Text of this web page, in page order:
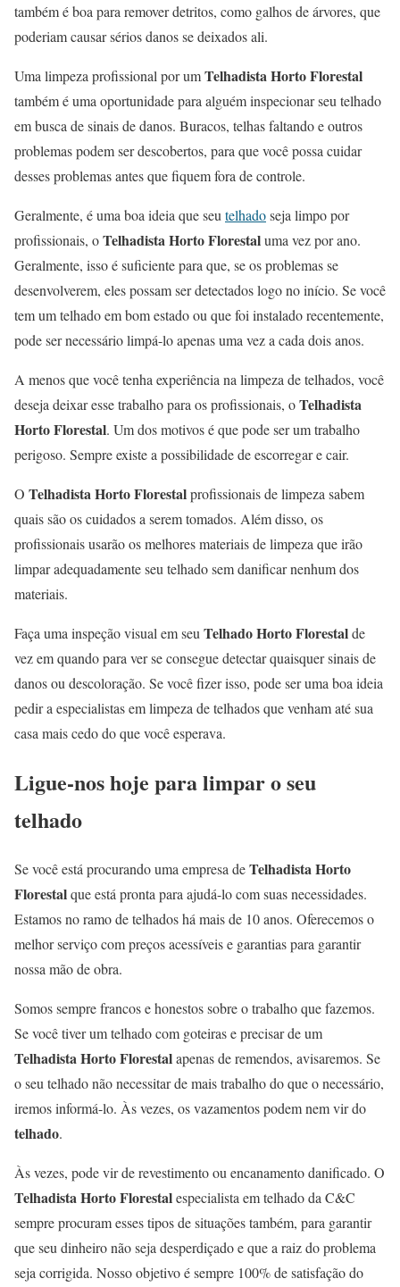
também é boa para remover detritos, como galhos de árvores, que
poderiam causar sérios danos se deixados ali.
Uma limpeza profissional por umTelhadista Horto Florestal
também é uma oportunidade para alguém inspecionar seu telhado
em busca de sinais de danos. Buracos, telhas faltando e outros
problemas podem ser descobertos, para que você possa cuidar
desses problemas antes que fiquem fora de controle.
Geralmente, é uma boa ideia que seu telhadoseja limpo por
profissionais, oTelhadista Horto Florestaluma vez por ano.
Geralmente, isso é suficiente para que, se os problemas se
desenvolverem, eles possam ser detectados logo no início. Se você
tem um telhado em bom estado ou que foi instalado recentemente,
pode ser necessário limpá-lo apenas uma vez a cada dois anos.
A menos que você tenha experiência na limpeza de telhados, você
deseja deixar esse trabalho para os profissionais, oTelhadista
Horto Florestal. Um dos motivos é que pode ser um trabalho
perigoso. Sempre existe a possibilidade de escorregar e cair.
O Telhadista Horto Florestalprofissionais de limpeza sabem
quais são os cuidados a serem tomados. Além disso, os
profissionais usarão os melhores materiais de limpeza que irão
limpar adequadamente seu telhado sem danificar nenhum dos
materiais.
Faça uma inspeção visual em seu Telhado Horto Florestalde
vez em quando para ver se consegue detectar quaisquer sinais de
danos ou descoloração. Se você fizer isso, pode ser uma boa ideia
pedir a especialistas em limpeza de telhados que venham até sua
casa mais cedo do que você esperava.
Ligue-nos hoje para limpar o seu
telhado
Se você está procurando uma empresa deTelhadista Horto
Florestalque está pronta para ajudá-lo com suas necessidades.
Estamos no ramo de telhados há mais de 10 anos. Oferecemos o
melhor serviço com preços acessíveis e garantias para garantir
nossa mão de obra.
Somos sempre francos e honestos sobre o trabalho que fazemos.
Se você tiver um telhado com goteiras e precisar de um
Telhadista Horto Florestalapenas de remendos, avisaremos. Se
o seu telhado não necessitar de mais trabalho do que o necessário,
iremos informá-lo. Às vezes, os vazamentos podem nem vir do
telhado.
Às vezes, pode vir de revestimento ou encanamento danificado. O
Telhadista Horto Florestalespecialista em telhado da C&C
sempre procuram esses tipos de situações também, para garantir
que seu dinheiro não seja desperdiçado e que a raiz do problema
seja corrigida. Nosso objetivo é sempre 100% de satisfação do